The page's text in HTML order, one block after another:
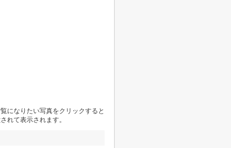
になりたい写真をクリックすると
れて表示されます。